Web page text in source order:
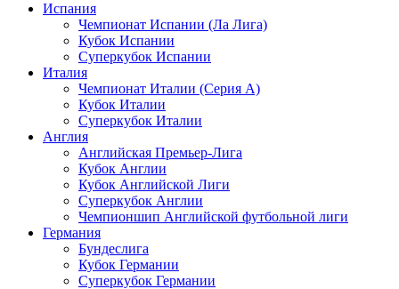
Испания
Чемпионат Испании (Ла Лига)
Кубок Испании
Суперкубок Испании
Италия
Чемпионат Италии (Серия А)
Кубок Италии
Суперкубок Италии
Англия
Английская Премьер-Лига
Кубок Англии
Кубок Английской Лиги
Суперкубок Англии
Чемпионшип Английской футбольной лиги
Германия
Бундеслига
Кубок Германии
Суперкубок Германии